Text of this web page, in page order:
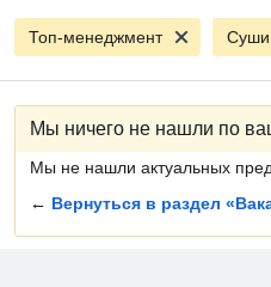
Топ-менеджмент Суши
Мы ничего не нашли по
Мы не нашли актуальных
← Вернуться в раздел